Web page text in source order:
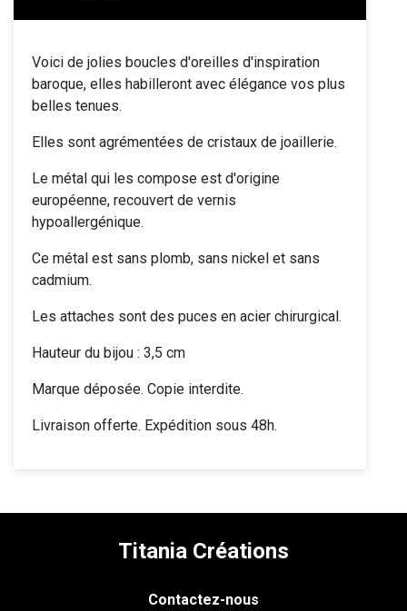
Voici de jolies boucles d'oreilles d'inspiration
baroque, elles habilleront avec élégance vos plus
belles tenues.
Elles sont agrémentées de cristaux de joaillerie.
Le métal qui les compose est d'origine
européenne, recouvert de vernis
hypoallergénique.
Ce métal est sans plomb, sans nickel et sans
cadmium.
Les attaches sont des puces en acier chirurgical.
Hauteur du bijou : 3,5 cm
Marque déposée. Copie interdite.
Livraison offerte. Expédition sous 48h.
Titania Créations
Contactez-nous